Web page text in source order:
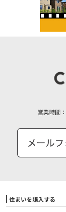
営業時間：
住まいを購入する